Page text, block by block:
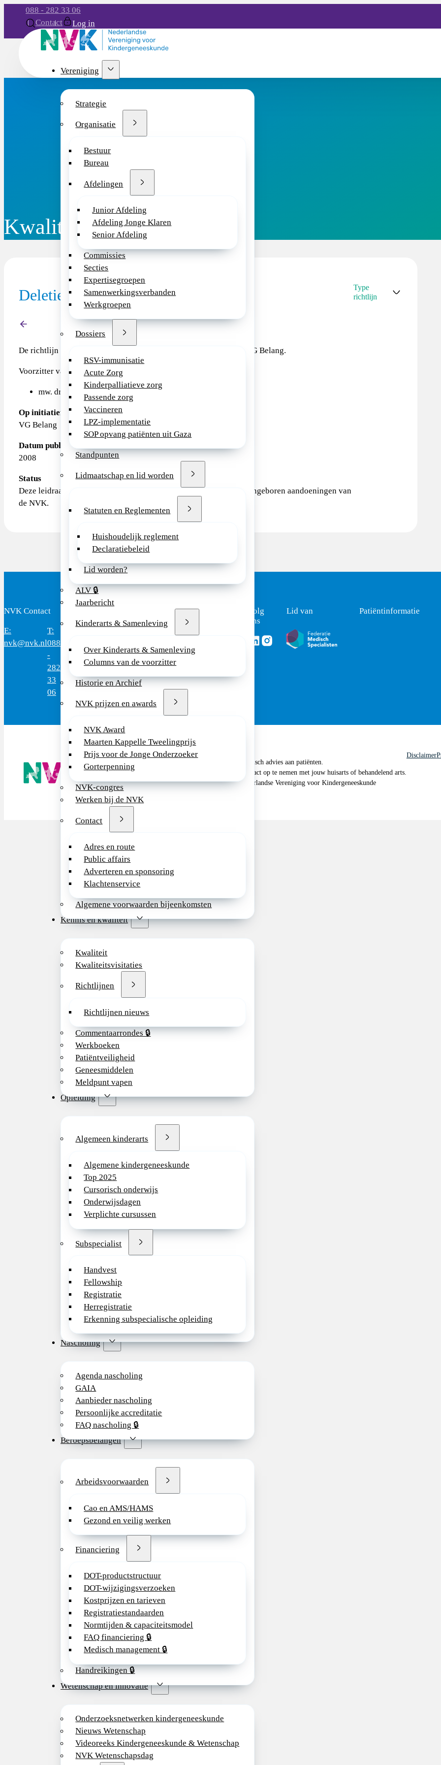
088 - 282 33 06
Contact
Log in
Vereniging
Strategie
Organisatie
Bestuur
Bureau
Afdelingen
Junior Afdeling
Afdeling Jonge Klaren
Senior Afdeling
Commissies
Secties
Expertisegroepen
Samenwerkingsverbanden
Werkgroepen
Dossiers
RSV-immunisatie
Acute Zorg
Kinderpalliatieve zorg
Passende zorg
Vaccineren
LPZ-implementatie
SOP opvang patiënten uit Gaza
Standpunten
Lidmaatschap en lid worden
Statuten en Reglementen
Huishoudelijk reglement
Declaratiebeleid
Lid worden?
ALV 🔒
Jaarbericht
Kinderarts & Samenleving
Over Kinderarts & Samenleving
Columns van de voorzitter
Historie en Archief
NVK prijzen en awards
NVK Award
Maarten Kappelle Tweelingprijs
Prijs voor de Jonge Onderzoeker
Gorterpenning
NVK-congres
Werken bij de NVK
Contact
Adres en route
Public affairs
Adverteren en sponsoring
Klachtenservice
Algemene voorwaarden bijeenkomsten
Kennis en kwaliteit
Kwaliteit
Kwaliteitsvisitaties
Richtlijnen
Richtlijnen nieuws
Commentaarrondes 🔒
Werkboeken
Patiëntveiligheid
Geneesmiddelen
Meldpunt vapen
Opleiding
Algemeen kinderarts
Algemene kindergeneeskunde
Top 2025
Cursorisch onderwijs
Onderwijsdagen
Verplichte cursussen
Subspecialist
Handvest
Fellowship
Registratie
Herregistratie
Erkenning subspecialische opleiding
Nascholing
Agenda nascholing
GAIA
Aanbieder nascholing
Persoonlijke accreditatie
FAQ nascholing 🔒
Beroepsbelangen
Arbeidsvoorwaarden
Cao en AMS/HAMS
Gezond en veilig werken
Financiering
DOT-productstructuur
DOT-wijzigingsverzoeken
Kostprijzen en tarieven
Registratiestandaarden
Normtijden & capaciteitsmodel
FAQ financiering 🔒
Medisch management 🔒
Handreikingen 🔒
Wetenschap en innovatie
Onderzoeksnetwerken kindergeneeskunde
Nieuws Wetenschap
Videoreeks Kindergeneeskunde & Wetenschap
NVK Wetenschapsdag
Kwaliteitsdocument
Deletiesyndroom 22q11.2 VCFS
De richtlijn VCFS/deletie 22q11.2 is ontwikkeld op initiatief van VG Belang.
Voorzitter van de werkgroep:
mw. dr. Th.A.M.J. van Amelsvoort, psychiater.
Op initiatief van
VG Belang
Datum publicatie
2008
Status
Deze leidraad is in 2008 geautoriseerd door de sectie Erfelijk en aangeboren aandoeningen van
de NVK.
Type
richtlijn
NVK Contact
E:
nvk@nvk.nl
T:
088
-
282
33
06
(werkdagen)
Mercatorlaan
Volg
ons
Volg ons via Linkedin
Volg ons via Instagram
Lid van Patiëntinformatie
De NVK geeft geen medisch advies aan patiënten.
Wij adviseren je om contact op te nemen met jouw huisarts of behandelend arts.
Copyright © 2026, Nederlandse Vereniging voor Kindergeneeskunde
Disclaimer